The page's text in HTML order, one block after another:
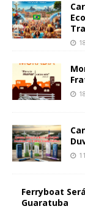
Ferryboat
Guaratuba